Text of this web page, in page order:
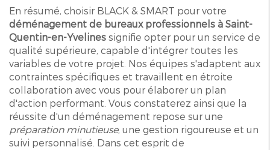
En résumé, choisir BLACK & SMART pour votre
déménagement de bureaux professionnels à Saint-
Quentin-en-Yvelines signifie opter pour un service de
qualité supérieure, capable d'intégrer toutes les
variables de votre projet. Nos équipes s'adaptent aux
contraintes spécifiques et travaillent en étroite
collaboration avec vous pour élaborer un plan
d'action performant. Vous constaterez ainsi que la
réussite d'un déménagement repose sur une
préparation minutieuse, une gestion rigoureuse et un
suivi personnalisé. Dans cet esprit de